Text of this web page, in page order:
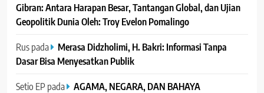
Gibran: Antara Harapan Besar, Tantangan Global, dan Ujian
Geopolitik Dunia Oleh: Troy Evelon Pomalingo
Ruspada
Merasa Didzholimi, H. Bakri: Informasi Tanpa
Dasar Bisa Menyesatkan Publik
Setio EP pada
AGAMA, NEGARA, DAN BAHAYA